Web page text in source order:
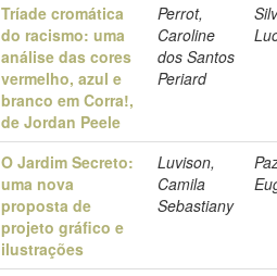
Tríade cromática
do racismo: uma
análise das cores
vermelho, azul e
branco em Corra!,
de Jordan Peele
Perrot,
Caroline
dos Santos
Periard
O Jardim Secreto:
uma nova
proposta de
projeto gráfico e
ilustrações
Luvison,
Camila
Sebastiany